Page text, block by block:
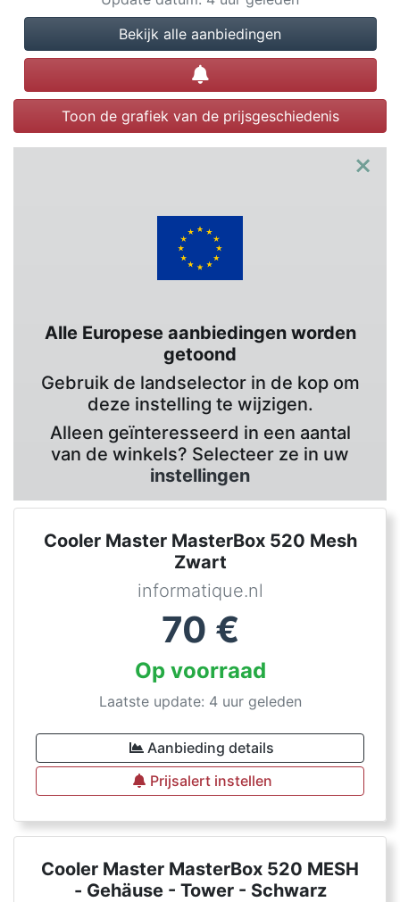
Bekijk alle aanbiedingen
Prijsalert instellen
Toon de grafiek van de prijsgeschiedenis
×
Alle Europese aanbiedingen worden
getoond
Gebruik de landselector in de kop om
deze instelling te wijzigen.
Alleen geïnteresseerd in een aantal
van de winkels? Selecteer ze in uw
instellingen
Cooler Master MasterBox 520 Mesh
Zwart
informatique.nl
70 €
Op voorraad
Laatste update: 4 uur geleden
Aanbieding details
Prijsalert instellen
Cooler Master MasterBox 520 MESH
- Gehäuse - Tower - Schwarz